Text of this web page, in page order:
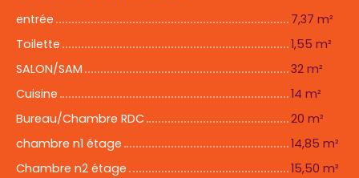
entrée
7,37 m²
Toilette
1,55 m²
SALON/SAM
32 m²
Cuisine
14 m²
Bureau/Chambre RDC
20 m²
chambre n1 étage
14,85 m²
Chambre n2 étage
15,50 m²